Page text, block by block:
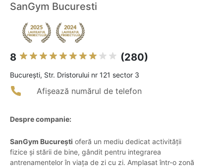
SanGym Bucuresti
8 (280)
Bucureşti, Str. Dristorului nr 121 sector 3
Afișează numărul de telefon
Despre companie:
SanGym București oferă un mediu dedicat activității
fizice și stării de bine, gândit pentru integrarea
antrenamentelor în viața de zi cu zi. Amplasat într-o zonă